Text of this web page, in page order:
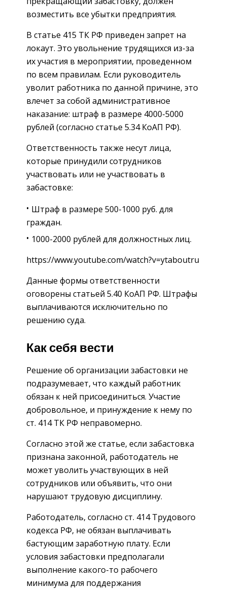
возместить все убытки предприятия.
В статье 415 ТК РФ приведен запрет на
локаут. Это увольнение трудящихся из-за
их участия в мероприятии, проведенном
по всем правилам. Если руководитель
уволит работника по данной причине, это
влечет за собой административное
наказание: штраф в размере 4000-5000
рублей (согласно статье 5.34 КоАП РФ).
Ответственность также несут лица,
которые принудили сотрудников
участвовать или не участвовать в
забастовке:
Штраф в размере 500-1000 руб. для
граждан.
1000-2000 рублей для должностных лиц.
https://www.youtube.com/watch?v=ytaboutru
Данные формы ответственности
оговорены статьей 5.40 КоАП РФ. Штрафы
выплачиваются исключительно по
решению суда.
Как себя вести
Решение об организации забастовки не
подразумевает, что каждый работник
обязан к ней присоединиться. Участие
добровольное, и принуждение к нему по
ст. 414 ТК РФ неправомерно.
Согласно этой же статье, если забастовка
признана законной, работодатель не
может уволить участвующих в ней
сотрудников или объявить, что они
нарушают трудовую дисциплину.
Работодатель, согласно ст. 414 Трудового
кодекса РФ, не обязан выплачивать
бастующим заработную плату. Если
условия забастовки предполагали
выполнение какого-то рабочего
минимума для поддержания